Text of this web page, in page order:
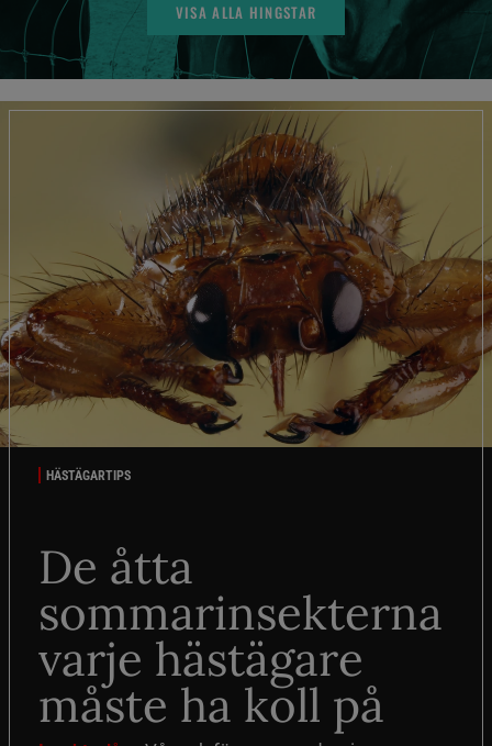
VISA ALLA HINGSTAR
HÄSTÄGARTIPS
De åtta
sommarinsekterna
varje hästägare
måste ha koll på